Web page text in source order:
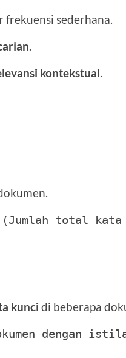
frekuensi sederhana.
.
kontekstual.
total kata
kunci di beberapa
dengan